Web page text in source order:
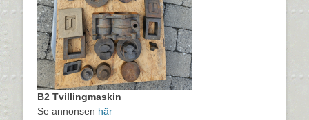
B2 Tvillingmaskin
Se annonsen här